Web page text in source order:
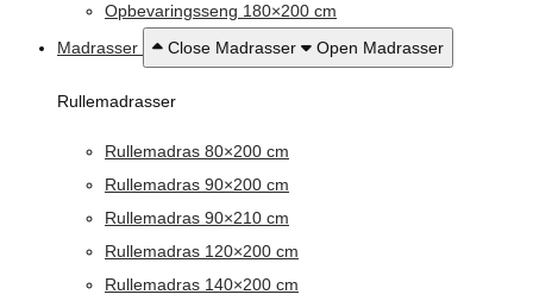
Opbevaringsseng 180×200 cm
Madrasser
Close Madrasser Open Madrasser
Rullemadrasser
Rullemadras 80×200 cm
Rullemadras 90×200 cm
Rullemadras 90×210 cm
Rullemadras 120×200 cm
Rullemadras 140×200 cm